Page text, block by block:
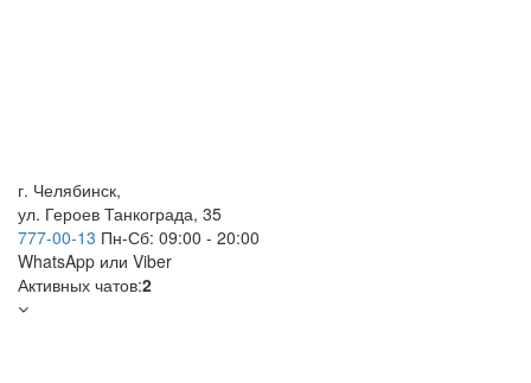
г. Челябинск,
ул. Героев Танкограда, 35
777-00-13 Пн-Сб: 09:00 - 20:00
WhatsApp или Viber
Активных чатов:2